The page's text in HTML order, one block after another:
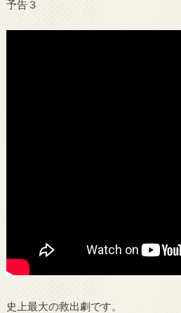
予告３
史上最大の救出劇です。